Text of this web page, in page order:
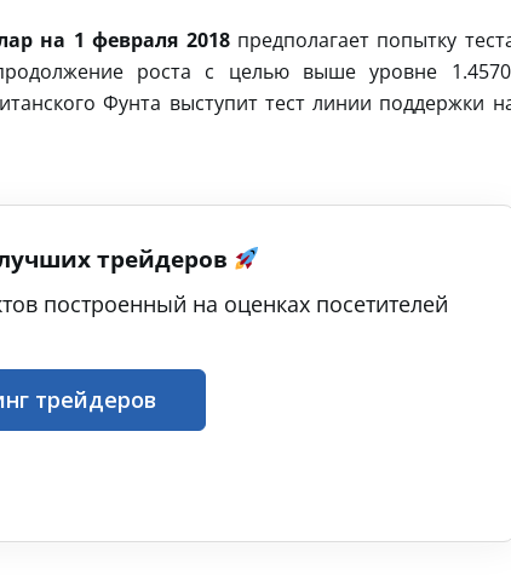
на 1 февраля 2018предполагает попытку
роста с целью выше уровне
Фунта выступит тест линии поддержки
трейдеров
построенный на оценках посетителей
трейдеров